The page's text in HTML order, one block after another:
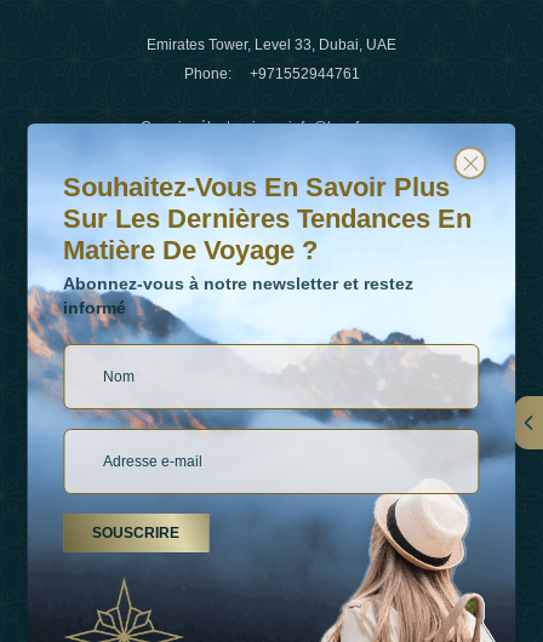
Emirates Tower, Level 33, Dubai, UAE
Phone: +971552944761
Courrier électronique:info@luxafar.com
WhatsApp N°
+442034682356
+971552944761
LIENS
À Propos De Nous
Types De Vacances
Souhaitez-vous en savoir plus sur les dernières
Abonnez-vous à notre newsletter et restez informé
Souhaitez-Vous En Savoir Plus
Sur Les Dernières Tendances En
Matière De Voyage ?
Abonnez-vous à notre newsletter et restez
informé
SOUSCRIRE